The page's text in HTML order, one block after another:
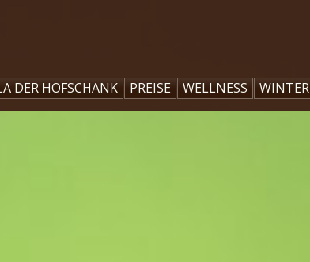
DER HOFSCHANK PREISE WELLNESS WINTER